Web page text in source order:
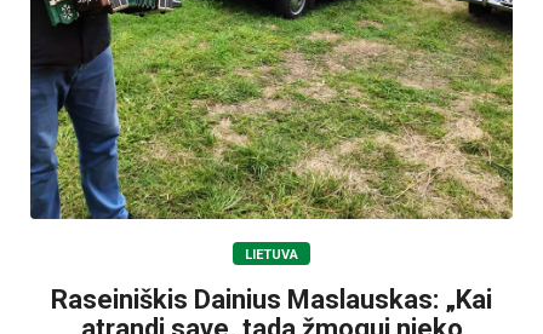
LIETUVA
Raseiniškis Dainius Maslauskas: „Kai